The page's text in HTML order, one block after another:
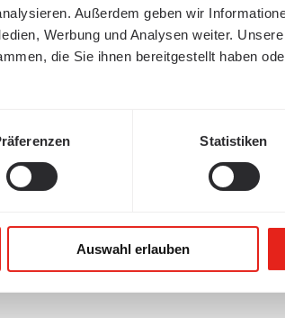
Außerdem geben wir
Werbung und Analysen weiter.
die Sie ihnen bereitgestellt haben
Statistiken
Auswahl erlauben